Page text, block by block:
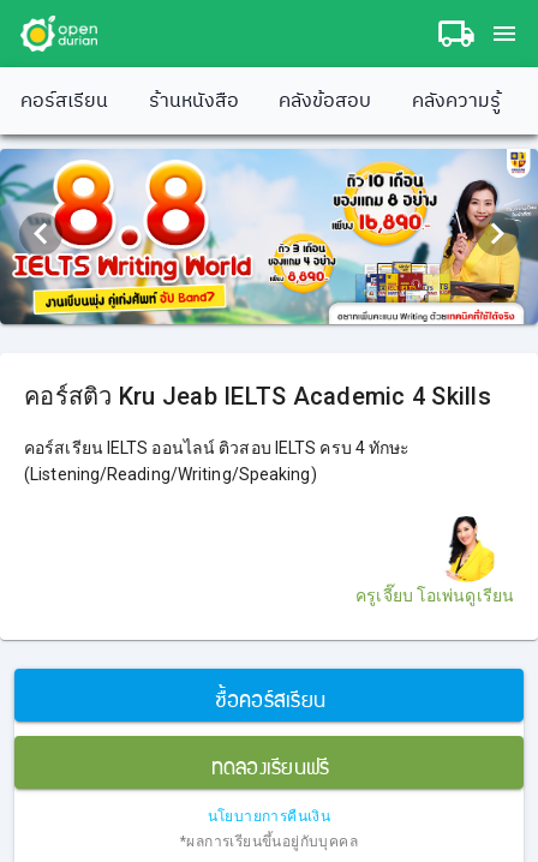
คอร์สเรียน ร้านหนังสือ คลังข้อสอบ คลังความรู้
คอร์สติว Kru Jeab IELTS Academic 4 Skills
คอร์สเรียน IELTS ออนไลน์ ติวสอบ IELTS ครบ 4 ทักษะ
(Listening/Reading/Writing/Speaking)
ครูเจี๊ยบ โอเพ่นดูเรียน
ซื้อคอร์สเรียน
ทดลองเรียนฟรี
นโยบายการคืนเงิน
*ผลการเรียนขึ้นอยู่กับบุคคล